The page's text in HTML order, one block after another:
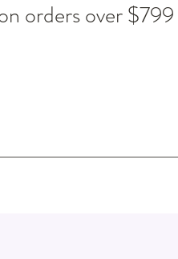
orders over $799